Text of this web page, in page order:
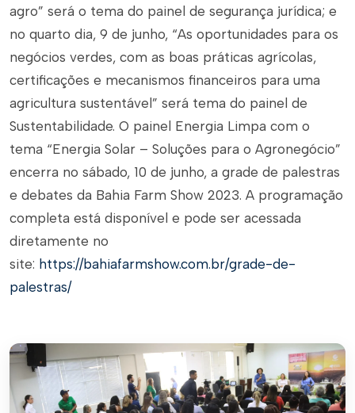
agro” será o tema do painel de segurança jurídica; e
no quarto dia, 9 de junho, “As oportunidades para os
negócios verdes, com as boas práticas agrícolas,
certificações e mecanismos financeiros para uma
agricultura sustentável” será tema do painel de
Sustentabilidade. O painel Energia Limpa com o
tema “Energia Solar – Soluções para o Agronegócio”
encerra no sábado, 10 de junho, a grade de palestras
e debates da Bahia Farm Show 2023. A programação
completa está disponível e pode ser acessada
diretamente no
site: https://bahiafarmshow.com.br/grade-de-
palestras/